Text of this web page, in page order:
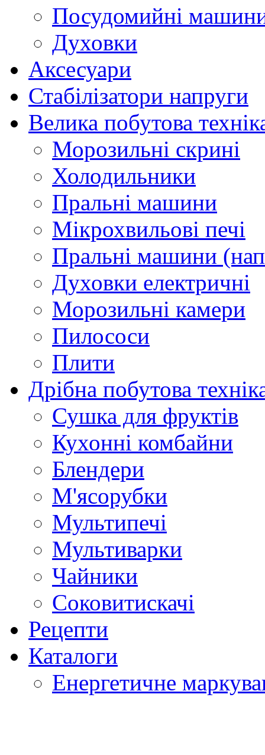
Посудомийні
Духовки
Аксесуари
Стабілізатори напруги
Велика побутова
Морозильні скрині
Холодильники
Пральні машини
Мікрохвильові печі
Пральні машини
Духовки електричні
Морозильні камери
Пилососи
Плити
Дрібна побутова
Сушка для фруктів
Кухонні комбайни
Блендери
М'ясорубки
Мультипечі
Мультиварки
Чайники
Соковитискачі
Рецепти
Каталоги
Енергетичне